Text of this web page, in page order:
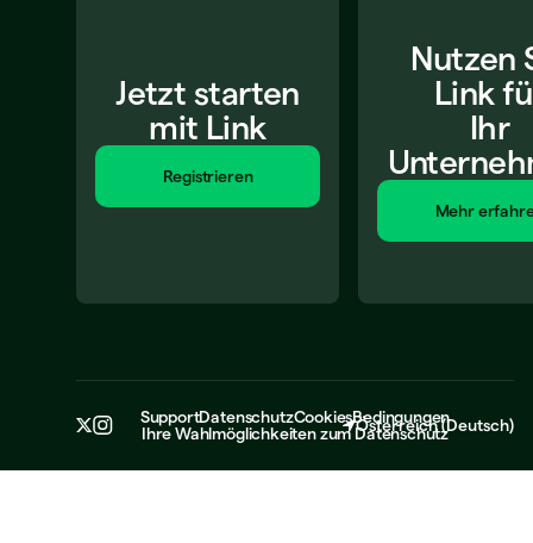
Jetzt starten
mit Link
Registrieren
Nutzen
Link
Ihr
Mehr
SupportDatenschutzCookiesBedingungen
Ihre Wahlmöglichkeiten zum Datenschutz
Österreich(Deutsch)